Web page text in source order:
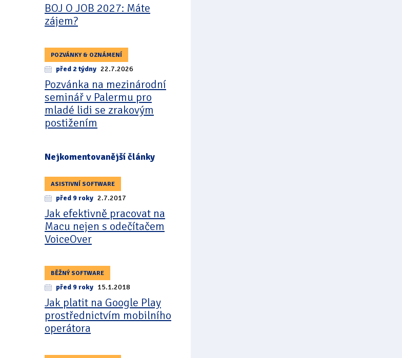
BOJ O JOB 2027: Máte
zájem?
POZVÁNKY & OZNÁMENÍ
před 2 týdny 22.7.2026
Pozvánka na mezinárodní
seminář v Palermu pro
mladé lidi se zrakovým
postižením
Nejkomentovanější články
ASISTIVNÍ SOFTWARE
před 9 roky 2.7.2017
Jak efektivně pracovat na
Macu nejen s odečítačem
VoiceOver
BĚŽNÝ SOFTWARE
před 9 roky 15.1.2018
Jak platit na Google Play
prostřednictvím mobilního
operátora